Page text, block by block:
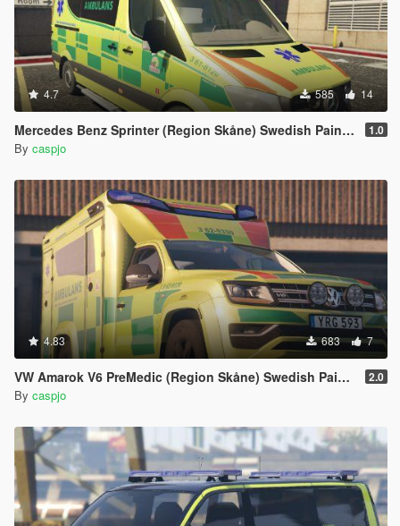
4.7 585 14
Mercedes Benz Sprinter (Region Skåne) Swedish Paintjob 1.0
By caspjo
4.83 683 7
VW Amarok V6 PreMedic (Region Skåne) Swedish Paintjob 2.0
By caspjo